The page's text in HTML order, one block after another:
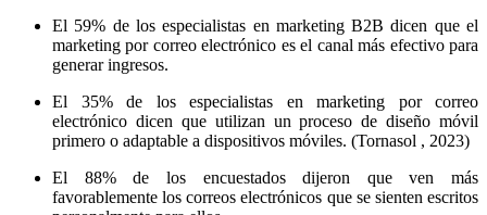
El 59% de los especialistas en marketing B2B dicen que el
marketing por correo electrónico es el canal más efectivo para
generar ingresos.
El 35% de los especialistas en marketing por correo
electrónico dicen que utilizan un proceso de diseño móvil
primero o adaptable a dispositivos móviles. (Tornasol , 2023)
El 88% de los encuestados dijeron que ven más
favorablemente los correos electrónicos que se sienten escritos